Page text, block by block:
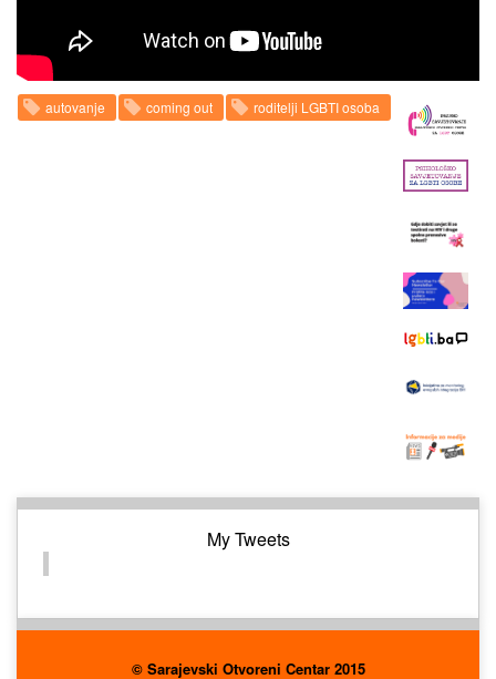
autovanje coming out roditelji LGBTI osoba
My Tweets
© Sarajevski Otvoreni Centar 2015